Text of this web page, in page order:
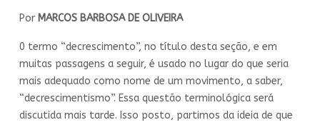
Por MARCOS BARBOSA DE OLIVEIRA
0 termo “decrescimento”, no título desta seção, e em
muitas passagens a seguir, é usado no lugar do que seria
mais adequado como nome de um movimento, a saber,
“decrescimentismo”. Essa questão terminológica será
discutida mais tarde. Isso posto, partimos da ideia de que